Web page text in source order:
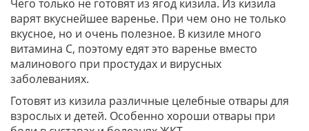
Чего только не готовят из ягод кизила. Из кизила
варят вкуснейшее варенье. При чем оно не только
вкусное, но и очень полезное. В кизиле много
витамина С, поэтому едят это варенье вместо
малинового при простудах и вирусных
заболеваниях.
Готовят из кизила различные целебные отвары для
взрослых и детей. Особенно хороши отвары при